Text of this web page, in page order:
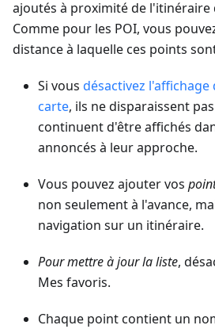
ajoutés à proximité de l'itinéraire
Comme pour les POI, vous
distance à laquelle ces points
Si vous désactivez l'affichage
carte, ils ne disparaissent
continuent d'être affichés
annoncés à leur approche.
Vous pouvez ajouter vos
non seulement à l'avance,
navigation sur un itinéraire.
Pour mettre à jour la liste,
Mes favoris.
Chaque point contient un